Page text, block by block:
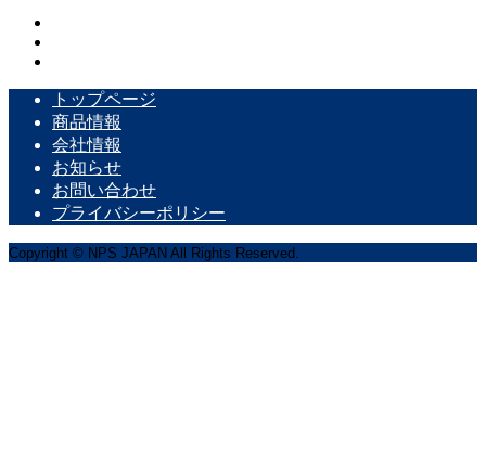
トップページ
商品情報
会社情報
お知らせ
お問い合わせ
プライバシーポリシー
Copyright © NPS JAPAN All Rights Reserved.